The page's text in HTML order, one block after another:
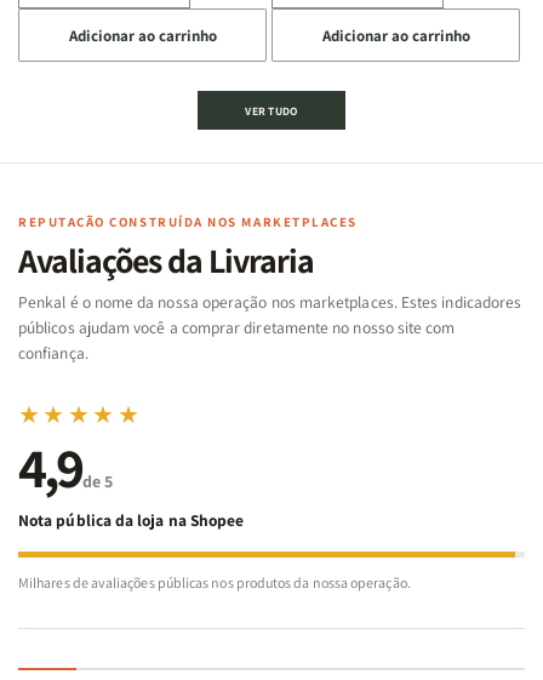
a
quantidade
de
Cartas
Famílias
Bíblia
-
Penkal
a
quantidade
de
Jogo
Cartas
Famílias
da
Bíblia
-
Penkal
Adicionar ao carrinho
a
quantidade
de
Jogo
|
de
a
quantidade
de
|
Adicionar ao carrinho
VER TUDO
REPUTAÇÃO CONSTRUÍDA NOS MARKETPLACES
Avaliações da Livraria
Penkal é o nome da nossa operação nos marketplaces. Estes indicadores
públicos ajudam você a comprar diretamente no nosso site com
confiança.
★★★★★
4,9de 5
Nota pública da loja na Shopee
Milhares de avaliações públicas nos produtos da nossa operação.